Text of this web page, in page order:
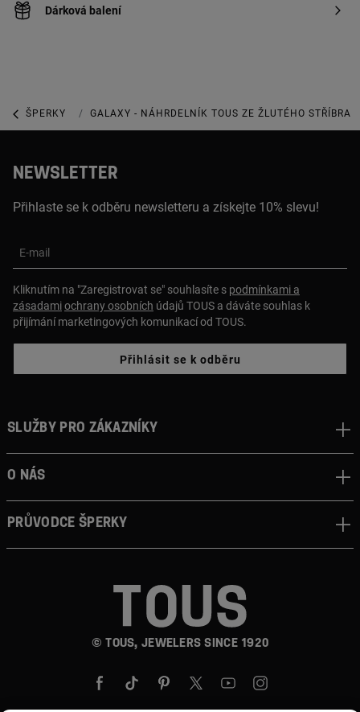
Dárková balení
ŠPERKY ŠPERKY Z MINCOVNÍHO STŘÍBRA
GALAXY - NÁHRDELNÍK TOUS ZE ŽLUTÉHO STŘÍBRA
NEWSLETTER
Přihlaste se k odběru newsletteru a získejte 10% slevu!
E-mail
Kliknutím na "Zaregistrovat se" souhlasíte s podmínkami a
zásadamiochrany osobních údajů TOUS a dáváte souhlas k
přijímání marketingových komunikací od TOUS.
Přihlásit se k odběru
© TOUS, JEWELERS SINCE 1920
Služby pro zákazníky
O nás
Průvodce šperky